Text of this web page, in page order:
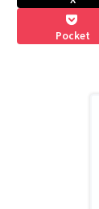
Pocket